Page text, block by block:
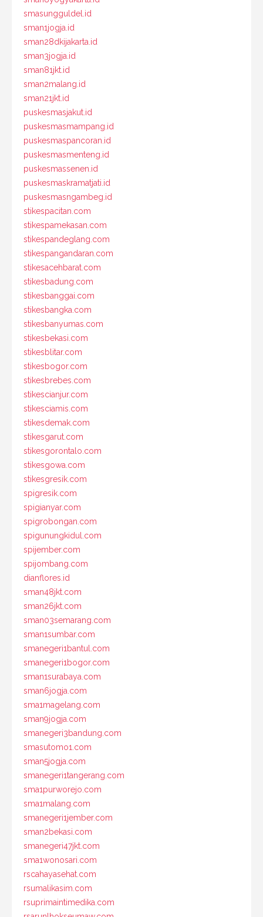
smasungguldel.id
sman1jogja.id
sman28dkijakarta.id
sman3jogja.id
sman81jkt.id
sman2malang.id
sman21jkt.id
puskesmasjakut.id
puskesmasmampang.id
puskesmaspancoran.id
puskesmasmenteng.id
puskesmassenen.id
puskesmaskramatjati.id
puskesmasngambeg.id
stikespacitan.com
stikespamekasan.com
stikespandeglang.com
stikespangandaran.com
stikesacehbarat.com
stikesbadung.com
stikesbanggai.com
stikesbangka.com
stikesbanyumas.com
stikesbekasi.com
stikesblitar.com
stikesbogor.com
stikesbrebes.com
stikescianjur.com
stikesciamis.com
stikesdemak.com
stikesgarut.com
stikesgorontalo.com
stikesgowa.com
stikesgresik.com
spigresik.com
spigianyar.com
spigrobongan.com
spigunungkidul.com
spijember.com
spijombang.com
dianflores.id
sman48jkt.com
sman26jkt.com
sman03semarang.com
sman1sumbar.com
smanegeri1bantul.com
smanegeri1bogor.com
sman1surabaya.com
sman6jogja.com
sma1magelang.com
sman9jogja.com
smanegeri3bandung.com
smasutomo1.com
sman5jogja.com
smanegeri1tangerang.com
sma1purworejo.com
sma1malang.com
smanegeri1jember.com
sman2bekasi.com
smanegeri47jkt.com
sma1wonosari.com
rscahayasehat.com
rsumalikasim.com
rsuprimaintimedika.com